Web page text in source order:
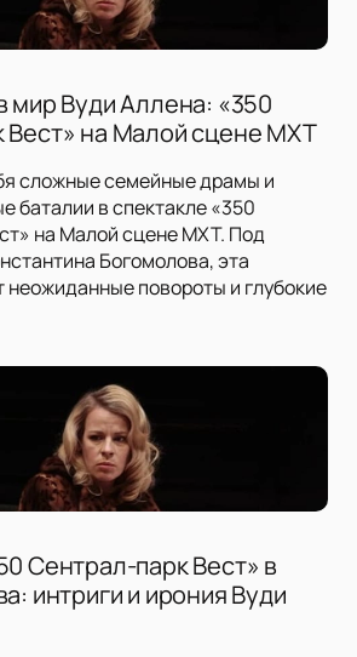
мир Вуди Аллена: «350
Вест» на Малой сцене МХТ
сложные семейные драмы и
баталии в спектакле «350
на Малой сцене МХТ. Под
Богомолова, эта
повороты и глубокие
Сентрал-парк Вест» в
интриги и ирония Вуди